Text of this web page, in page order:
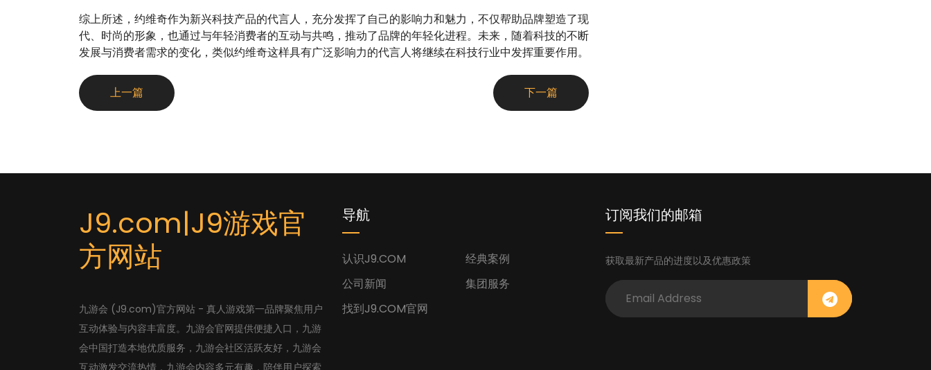
综上所述，约维奇作为新兴科技产品的代言人，充分发挥了自己的影响力和魅力，不仅帮助品牌塑造了现
代、时尚的形象，也通过与年轻消费者的互动与共鸣，推动了品牌的年轻化进程。未来，随着科技的不断
发展与消费者需求的变化，类似约维奇这样具有广泛影响力的代言人将继续在科技行业中发挥重要作用。
上一篇 下一篇
J9.com|J9游戏官
方网站
九游会 (J9.com)官方网站 - 真人游戏第一品牌聚焦用户
互动体验与内容丰富度。九游会官网提供便捷入口，九游
会中国打造本地优质服务，九游会社区活跃友好，九游会
互动激发交流热情，九游会内容多元有趣，陪伴用户探索
导航
认识J9.COM
经典案例
公司新闻
集团服务
找到J9.COM官网
订阅我们的邮箱
获取最新产品的进度以及优惠政策